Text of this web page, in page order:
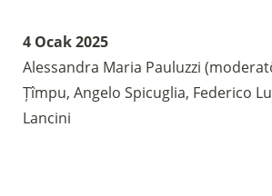
4 Ocak 2025
Alessandra Maria Pauluzzi
Țîmpu, Angelo Spicuglia, Federico
Lancini